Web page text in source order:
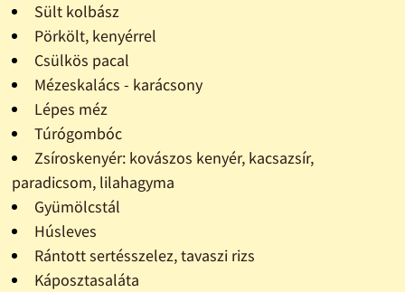
Sült kolbász
Pörkölt, kenyérrel
Csülkös pacal
Mézeskalács - karácsony
Lépes méz
Túrógombóc
Zsíroskenyér: kovászos kenyér, kacsazsír,
paradicsom, lilahagyma
Gyümölcstál
Húsleves
Rántott sertésszelez, tavaszi rizs
Káposztasaláta